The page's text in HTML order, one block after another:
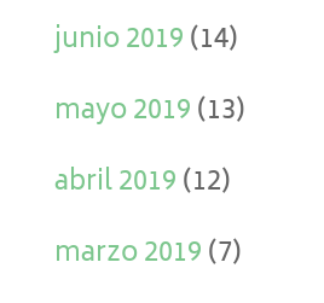
junio 2019(14)
mayo 2019(13)
abril 2019(12)
marzo 2019(7)